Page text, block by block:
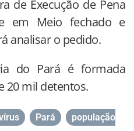
de Execução de Pena
em Meio fechado e
analisar o pedido.
do Pará é formada
20 mil detentos.
Pará
população